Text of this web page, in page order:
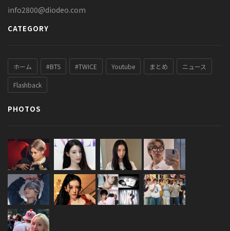
info2800@diodeo.com
CATEGORY
ホーム #BTS #TWICE Youtube まとめ ニュース
Flashback
PHOTOS